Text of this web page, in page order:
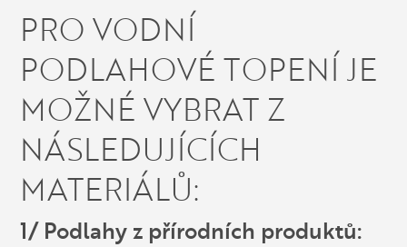
PRO VODNÍ
PODLAHOVÉ TOPENÍ JE
MOŽNÉ VYBRAT Z
NÁSLEDUJÍCÍCH
MATERIÁLŮ:
1/ Podlahy z přírodních produktů: